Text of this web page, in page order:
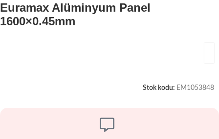
Euramax Alüminyum Panel
1600×0.45mm
Stok kodu: EM1053848